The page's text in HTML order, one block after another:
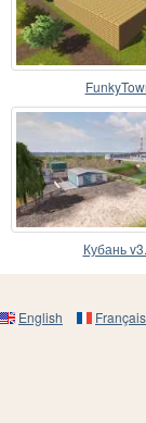
Кубань
English Français